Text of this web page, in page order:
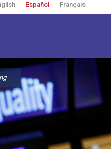
Español Français